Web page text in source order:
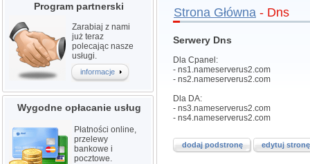
Program partnerski
Zarabiaj z nami
już teraz
polecając nasze
usługi.
informacje
Wygodne opłacanie usług
Płatności online,
przelewy
bankowe i
pocztowe.
Strona Główna - Dns
Serwery Dns
Dla Cpanel:
- ns1.nameserverus2.com
- ns2.nameserverus2.com
Dla DA:
- ns3.nameserverus2.com
- ns4.nameserverus2.com
dodaj podstronę edytuj stronę